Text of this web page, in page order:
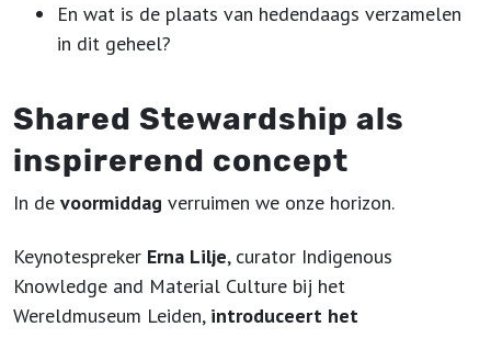
En wat is de plaats van hedendaags verzamelen
in dit geheel?
Shared Stewardship als
inspirerend concept
In de voormiddag verruimen we onze horizon.
Keynotespreker Erna Lilje, curator Indigenous
Knowledge and Material Culture bij het
Wereldmuseum Leiden, introduceert het